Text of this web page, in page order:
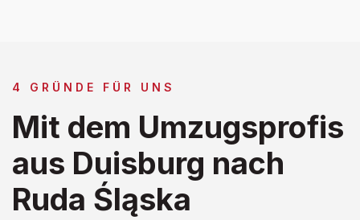
4 GRÜNDE FÜR UNS
Mit dem Umzugsprofis
aus Duisburg nach
Ruda Śląska